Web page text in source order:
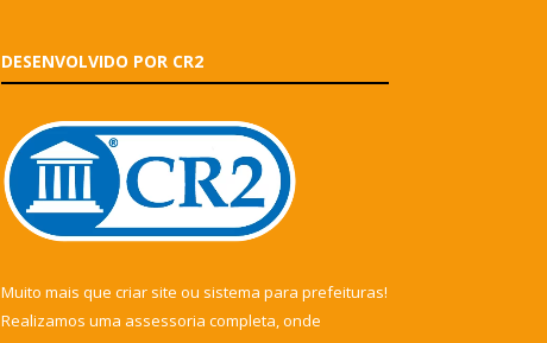
DESENVOLVIDO POR CR2
Muito mais que criar site ou sistema para prefeituras!
Realizamos uma assessoria completa, onde